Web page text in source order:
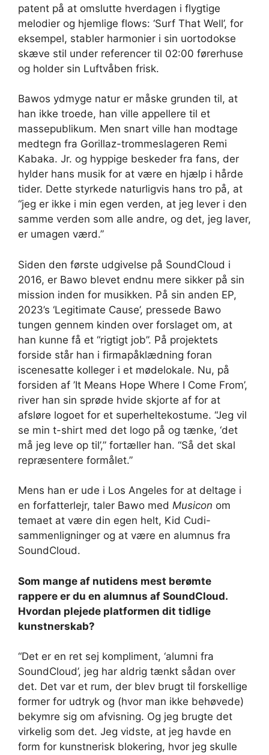
patent på at omslutte hverdagen i flygtige
melodier og hjemlige flows: ‘Surf That Well’, for
eksempel, stabler harmonier i sin uortodokse
skæve stil under referencer til 02:00 førerhuse
og holder sin Luftvåben frisk.
Bawos ydmyge natur er måske grunden til, at
han ikke troede, han ville appellere til et
massepublikum. Men snart ville han modtage
medtegn fra Gorillaz-trommeslageren Remi
Kabaka. Jr. og hyppige beskeder fra fans, der
hylder hans musik for at være en hjælp i hårde
tider. Dette styrkede naturligvis hans tro på, at
“jeg er ikke i min egen verden, at jeg lever i den
samme verden som alle andre, og det, jeg laver,
er umagen værd.”
Siden den første udgivelse på SoundCloud i
2016, er Bawo blevet endnu mere sikker på sin
mission inden for musikken. På sin anden EP,
2023’s ‘Legitimate Cause’, pressede Bawo
tungen gennem kinden over forslaget om, at
han kunne få et “rigtigt job”. På projektets
forside står han i firmapåklædning foran
iscenesatte kolleger i et mødelokale. Nu, på
forsiden af ​​’It Means Hope Where I Come From’,
river han sin sprøde hvide skjorte af for at
afsløre logoet for et superheltekostume. “Jeg vil
se min t-shirt med det logo på og tænke, ‘det
må jeg leve op til’,” fortæller han. “Så det skal
repræsentere formålet.”
Mens han er ude i Los Angeles for at deltage i
en forfatterlejr, taler Bawo med Musicon om
temaet at være din egen helt, Kid Cudi-
sammenligninger og at være en alumnus fra
SoundCloud.
Som mange af nutidens mest berømte
rappere er du en alumnus af SoundCloud.
Hvordan plejede platformen dit tidlige
kunstnerskab?
“Det er en ret sej kompliment, ‘alumni fra
SoundCloud’, jeg har aldrig tænkt sådan over
det. Det var et rum, der blev brugt til forskellige
former for udtryk og (hvor man ikke behøvede)
bekymre sig om afvisning. Og jeg brugte det
virkelig som det. Jeg vidste, at jeg havde en
form for kunstnerisk blokering, hvor jeg skulle